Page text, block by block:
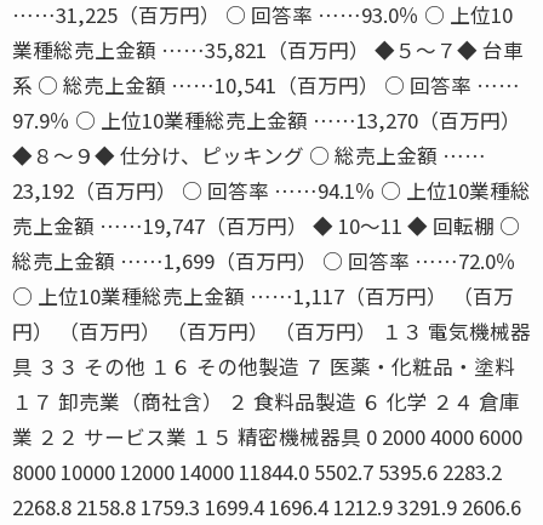
……31,225（百万円） ○ 回答率 ……93.0％ ○ 上位10
業種総売上金額 ……35,821（百万円） ◆５〜７◆ 台車
系 ○ 総売上金額 ……10,541（百万円） ○ 回答率 ……
97.9％ ○ 上位10業種総売上金額 ……13,270（百万円）
◆８〜９◆ 仕分け、ピッキング ○ 総売上金額 ……
23,192（百万円） ○ 回答率 ……94.1％ ○ 上位10業種総
売上金額 ……19,747（百万円） ◆ 10〜11 ◆ 回転棚 ○
総売上金額 ……1,699（百万円） ○ 回答率 ……72.0％
○ 上位10業種総売上金額 ……1,117（百万円） （百万
円） （百万円） （百万円） （百万円） １３ 電気機械器
具 ３３ その他 １６ その他製造 ７ 医薬・化粧品・塗料
１７ 卸売業（商社含） ２ 食料品製造 ６ 化学 ２４ 倉庫
業 ２２ サービス業 １５ 精密機械器具 0 2000 4000 6000
8000 10000 12000 14000 11844.0 5502.7 5395.6 2283.2
2268.8 2158.8 1759.3 1699.4 1696.4 1212.9 3291.9 2606.6